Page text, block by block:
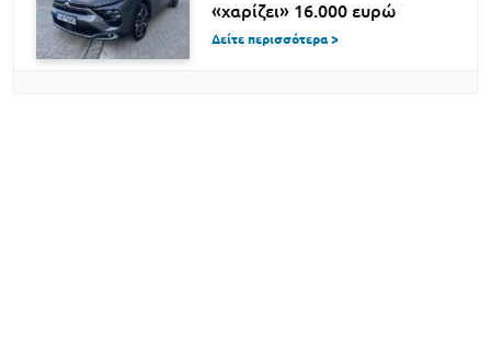
«χαρίζει» 16.000 ευρώ
Δείτε περισσότερα >